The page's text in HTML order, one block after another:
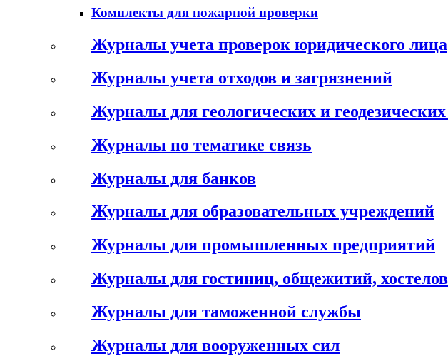
Комплекты для пожарной проверки
Журналы учета проверок юридического лица
Журналы учета отходов и загрязнений
Журналы для геологических и
Журналы по тематике связь
Журналы для банков
Журналы для образовательных учреждений
Журналы для промышленных предприятий
Журналы для гостиниц, общежитий, хостелов
Журналы для таможенной службы
Журналы для вооруженных сил